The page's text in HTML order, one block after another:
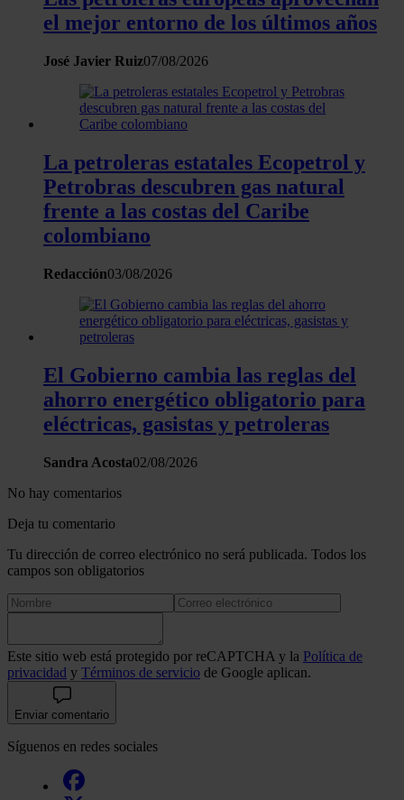
el mejor entorno de los últimos años
José Javier Ruiz07/08/2026
La petroleras estatales Ecopetrol y
Petrobras descubren gas natural
frente a las costas del Caribe
colombiano
Redacción03/08/2026
El Gobierno cambia las reglas del
ahorro energético obligatorio para
eléctricas, gasistas y petroleras
Sandra Acosta02/08/2026
No hay comentarios
Deja tu comentario
Tu dirección de correo electrónico no será publicada. Todos los
campos son obligatorios
Este sitio web está protegido por reCAPTCHA y la Política de
privacidad y Términos de servicio de Google aplican.
Enviar comentario
Síguenos en redes sociales